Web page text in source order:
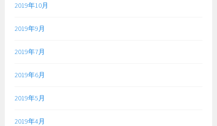
2019年10月
2019年9月
2019年7月
2019年6月
2019年5月
2019年4月